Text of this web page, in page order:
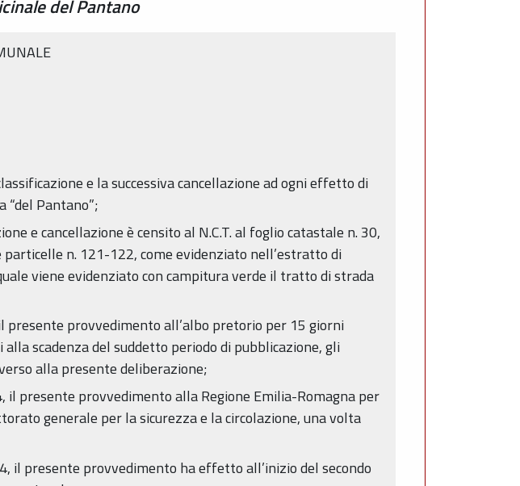
del Pantano
e la successiva cancellazione ad ogni effetto di
“del Pantano”;
e cancellazione è censito al N.C.T. al foglio catastale n. 30,
n. 121-122, come evidenziato nell’estratto di
viene evidenziato con campitura verde il tratto di strada
presente provvedimento all’albo pretorio per 15 giorni
scadenza del suddetto periodo di pubblicazione, gli
alla presente deliberazione;
il presente provvedimento alla Regione Emilia-Romagna per
generale per la sicurezza e la circolazione, una volta
il presente provvedimento ha effetto all’inizio del secondo